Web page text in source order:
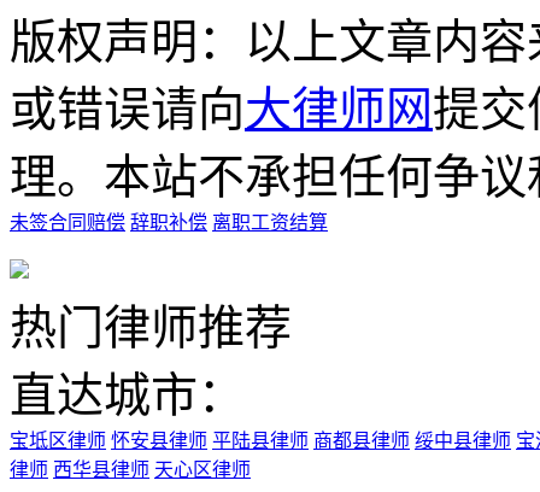
版权声明：以上文章内
或错误请向大律师网提交
理。本站不承担任何争
未签合同赔偿 辞职补偿 离职工资结算
热门律师推荐
直达城市：
宝坻区律师 怀安县律师 平陆县律师 商都县律师 绥中县律师 宝
律师 西华县律师 天心区律师